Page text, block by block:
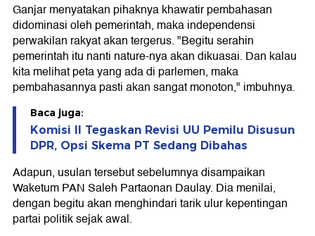
Ganjar menyatakan pihaknya khawatir pembahasan
didominasi oleh pemerintah, maka independensi
perwakilan rakyat akan tergerus. "Begitu serahin
pemerintah itu nanti nature-nya akan dikuasai. Dan kalau
kita melihat peta yang ada di parlemen, maka
pembahasannya pasti akan sangat monoton," imbuhnya.
Baca juga:
Komisi II Tegaskan Revisi UU Pemilu Disusun
DPR, Opsi Skema PT Sedang Dibahas
Adapun, usulan tersebut sebelumnya disampaikan
Waketum PAN Saleh Partaonan Daulay. Dia menilai,
dengan begitu akan menghindari tarik ulur kepentingan
partai politik sejak awal.